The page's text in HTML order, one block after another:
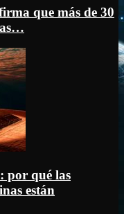
que más de 30
por qué las
están